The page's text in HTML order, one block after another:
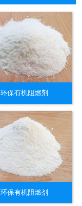
环保有机阻燃剂
环保有机阻燃剂